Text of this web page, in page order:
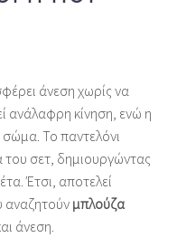
άνεση χωρίς να
ανάλαφρη κίνηση, ενώ η
Το παντελόνι
του σετ, δημιουργώντας
Έτσι, αποτελεί
αναζητούν μπλούζα
άνεση.